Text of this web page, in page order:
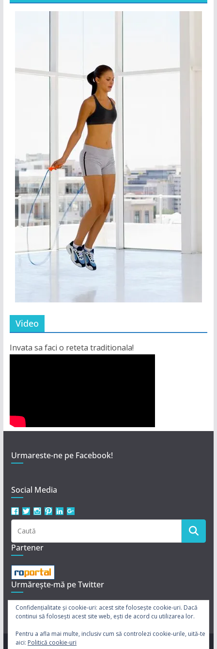
Video
Invata sa faci o reteta traditionala!
Urmareste-ne pe Facebook!
Social Media
Vezi
profilul
pe
Facebook
Vezi
profilul
pe
Twitter
Vezi
profilul
Instagram
Vezi
profilul
Pinterest
Vezi
profilul
pe
profilul
Google+
Partener
Urmărește-mă pe Twitter
Twiturile mele
Confidențialitate și cookie-uri: acest site folosește cookie-uri. Dacă
continui să folosești acest site web, ești de acord cu utilizarea lor.
Pentru a afla mai multe, inclusiv cum să controlezi cookie-urile, uită-te
aici: Politică cookie-uri